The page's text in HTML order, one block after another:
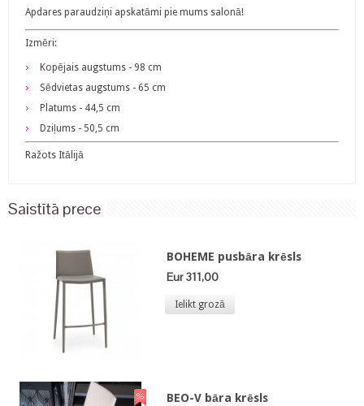
Apdares paraudziņi apskatāmi pie mums salonā!
Izmēri:
Kopējais augstums - 98 cm
Sēdvietas augstums - 65 cm
Platums - 44,5 cm
Dziļums - 50,5 cm
Ražots Itālijā
Saistītā prece
BOHEME pusbāra krēsls
Eur 311,00
Ielikt grozā
BEO-V bāra krēsls